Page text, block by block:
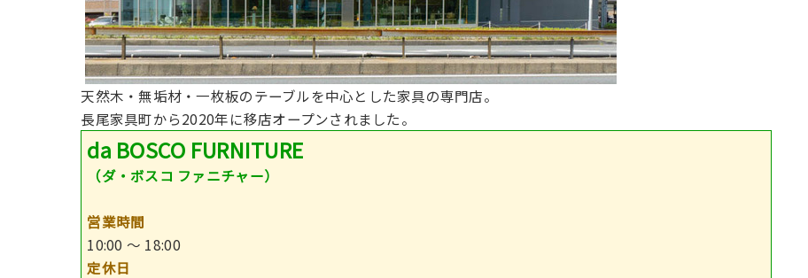
天然木・無垢材・一枚板のテーブルを中心とした家具の専門店。
長尾家具町から2020年に移店オープンされました。
da BOSCO FURNITURE
（ダ・ボスコ ファニチャー）
営業時間
10:00 〜 18:00
定休日